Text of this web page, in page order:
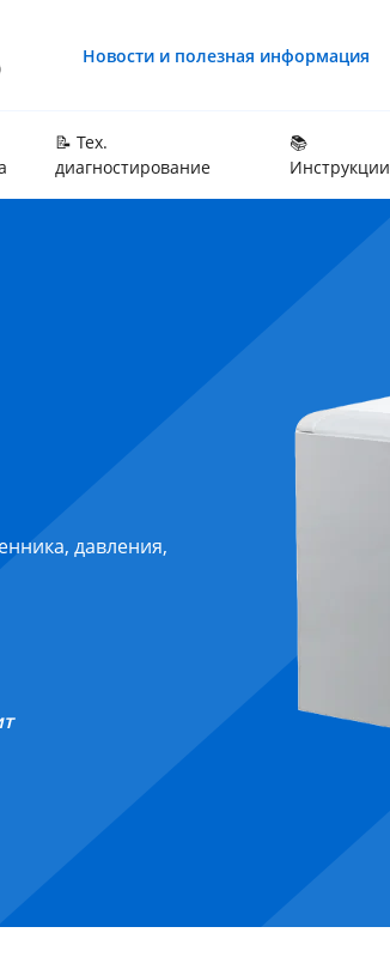
Новости и полезная информация
📝 Тех.
диагностирование
📚
Инструкции
давления,